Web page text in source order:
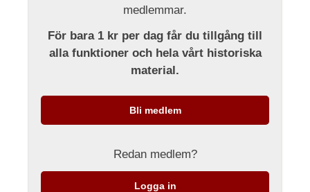
medlemmar.
För bara 1 kr per dag får du tillgång till
alla funktioner och hela vårt historiska
material.
Bli medlem
Redan medlem?
Logga in